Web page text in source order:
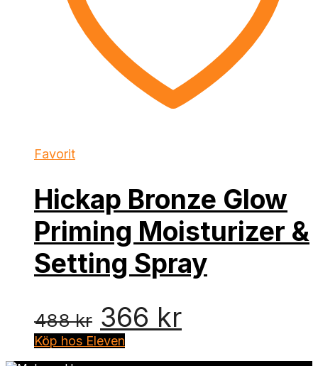
Favorit
Hickap Bronze Glow
Priming Moisturizer &
Setting Spray
488kr Det
ursprungliga
366 krDet
Köp hos Eleven